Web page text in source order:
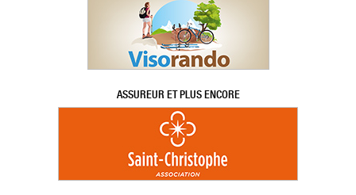
ASSUREUR ET PLUS ENCORE